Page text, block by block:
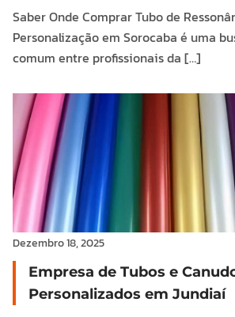
Saber Onde Comprar Tubo de
Personalização em Sorocaba é uma
comum entre profissionais da […]
Dezembro 18, 2025
Empresa de Tubos e
Personalizados em Jundiaí